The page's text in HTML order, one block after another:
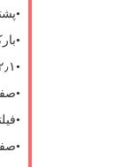
•۱۲٫۱ “